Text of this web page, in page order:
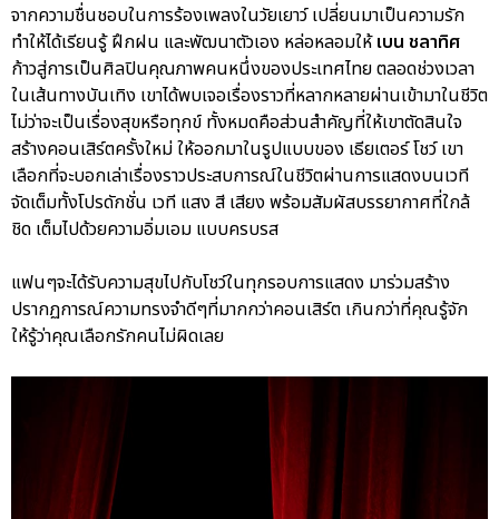
จากความชื่นชอบในการร้องเพลงในวัยเยาว์ เปลี่ยนมาเป็นความรัก
ทำให้ได้เรียนรู้ ฝึกฝน และพัฒนาตัวเอง หล่อหลอมให้เบน ชลาทิศ
ก้าวสู่การเป็นศิลปินคุณภาพคนหนึ่งของประเทศไทย ตลอดช่วงเวลา
ในเส้นทางบันเทิง เขาได้พบเจอเรื่องราวที่หลากหลายผ่านเข้ามาในชีวิต
ไม่ว่าจะเป็นเรื่องสุขหรือทุกข์ ทั้งหมดคือส่วนสำคัญที่ให้เขาตัดสินใจ
สร้างคอนเสิร์ตครั้งใหม่ ให้ออกมาในรูปแบบของ เธียเตอร์ โชว์ เขา
เลือกที่จะบอกเล่าเรื่องราวประสบการณ์ในชีวิตผ่านการแสดงบนเวที
จัดเต็มทั้งโปรดักชั่น เวที แสง สี เสียง พร้อมสัมผัสบรรยากาศที่ใกล้
ชิด เต็มไปด้วยความอิ่มเอม แบบครบรส
แฟนๆจะได้รับความสุขไปกับโชว์ในทุกรอบการแสดง มาร่วมสร้าง
ปรากฏการณ์ความทรงจำดีๆที่มากกว่าคอนเสิร์ต เกินกว่าที่คุณรู้จัก
ให้รู้ว่าคุณเลือกรักคนไม่ผิดเลย